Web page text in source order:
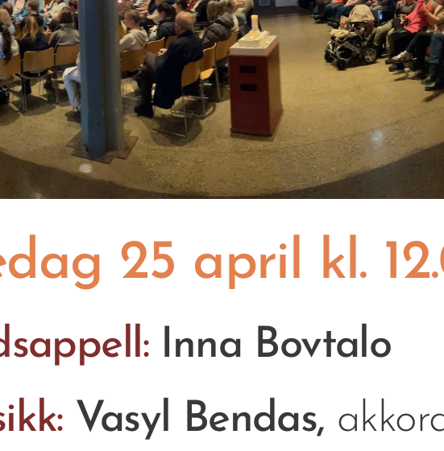
25 april kl.
Inna Bovtalo
Vasyl Bendas,